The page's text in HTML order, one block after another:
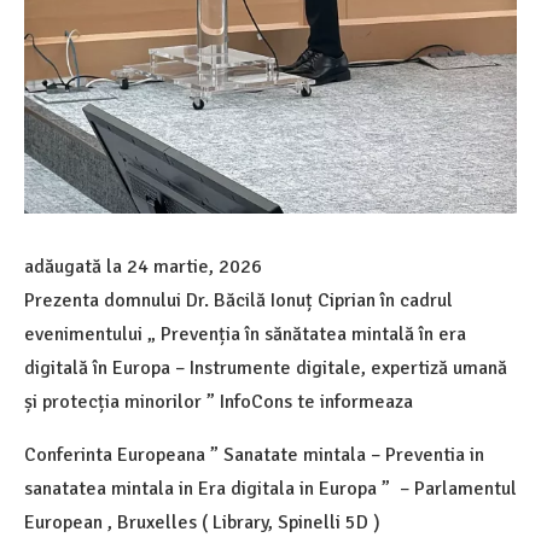
adăugată la 24 martie, 2026
Prezenta domnului Dr. Băcilă Ionuț Ciprian în cadrul
evenimentului „ Prevenția în sănătatea mintală în era
digitală în Europa – Instrumente digitale, expertiză umană
și protecția minorilor ” InfoCons te informeaza
Conferinta Europeana ” Sanatate mintala – Preventia in
sanatatea mintala in Era digitala in Europa ” – Parlamentul
European , Bruxelles ( Library, Spinelli 5D )